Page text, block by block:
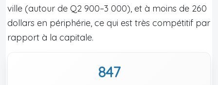
ville (autour de Q2 900–3 000), et à moins de 260
dollars en périphérie, ce qui est très compétitif par
rapport à la capitale.
847